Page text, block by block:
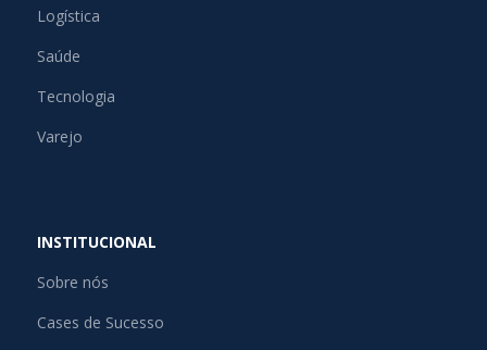
Logística
Saúde
Tecnologia
Varejo
INSTITUCIONAL
Sobre nós
Cases de Sucesso